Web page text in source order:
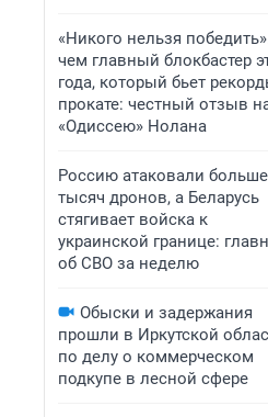
«Никого нельзя
чем главный блокбастер
года, который бьет
прокате: честный отзыв
«Одиссею» Нолана
Россию атаковали
тысяч дронов, а Беларусь
стягивает войска к
украинской границе:
об СВО за неделю
Обыски и задержания
прошли в Иркутской
по делу о коммерческом
подкупе в лесной сфере